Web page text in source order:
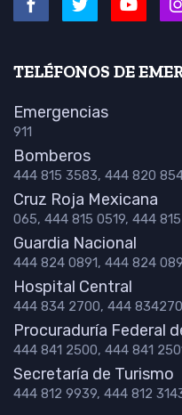
TELÉFONOS DE
Emergencias
911
Bomberos
444 815 3583, 444 820
Cruz Roja Mexicana
065, 444 815 0519, 444
Guardia Nacional
444 824 0891, 444 824
Hospital Central
444 834 2700, 444
Procuraduría Federal
444 841 2500, 444 841
Secretaría de Turismo
444 812 9939, 444 812